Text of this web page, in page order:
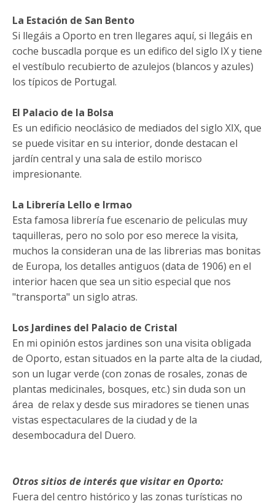
La Estación de San Bento
Si llegáis a Oporto en tren llegares aquí, si llegáis en
coche buscadla porque es un edifico del siglo IX y tiene
el vestíbulo recubierto de azulejos (blancos y azules)
los típicos de Portugal.
El Palacio de la Bolsa
Es un edificio neoclásico de mediados del siglo XIX, que
se puede visitar en su interior, donde destacan el
jardín central y una sala de estilo morisco
impresionante.
La Librería Lello e Irmao
Esta famosa librería fue escenario de peliculas muy
taquilleras, pero no solo por eso merece la visita,
muchos la consideran una de las librerias mas bonitas
de Europa, los detalles antiguos (data de 1906) en el
interior hacen que sea un sitio especial que nos
"transporta" un siglo atras.
Los Jardines del Palacio de Cristal
En mi opinión estos jardines son una visita obligada
de Oporto, estan situados en la parte alta de la ciudad,
son un lugar verde (con zonas de rosales, zonas de
plantas medicinales, bosques, etc.) sin duda son un
área de relax y desde sus miradores se tienen unas
vistas espectaculares de la ciudad y de la
desembocadura del Duero.
Otros sitios de interés que visitar en Oporto:
Fuera del centro histórico y las zonas turísticas no